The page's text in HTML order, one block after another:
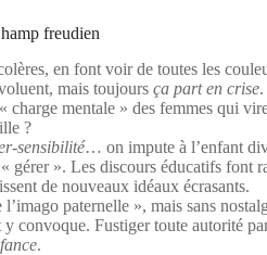
freudien
en font voir de toutes les
mais toujoursça part en crise.
charge mentale » des femmes qui
?
sensibilité… on impute à l’enfant
gérer ». Les discours éducatifs font
de nouveaux idéaux écrasants.
paternelle », mais sans
y convoque. Fustiger toute autorité
.